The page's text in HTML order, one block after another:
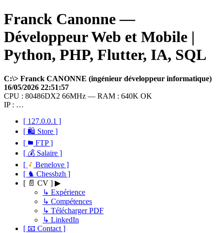
Franck Canonne —
Développeur Web et Mobile |
Python, PHP, Flutter, IA, SQL
C:\> Franck CANONNE (ingénieur développeur informatique)
16/05/2026 22:51:57
CPU : 80486DX2 66MHz — RAM : 640K OK
IP : …
[ 127.0.0.1 ]
[ 🛍 Store ]
[
FTP ]
[ 💰 Salaire ]
[
Benelove ]
[ ♞ Chessbzh ]
[ 📄 CV ] ▶
↳ Expérience
↳ Compétences
↳ Télécharger PDF
↳ LinkedIn
[ 📧 Contact ]